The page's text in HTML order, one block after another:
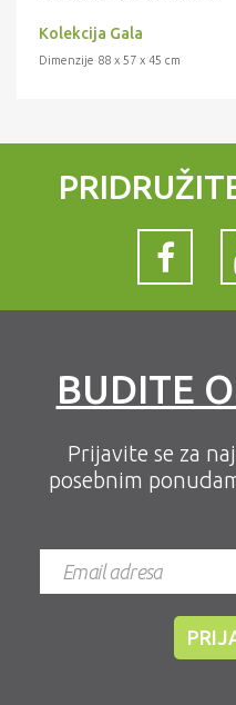
Kolekcija Gala
Dimenzije 88 x 57 x 45 cm
BUDITE
Prijavite se za
posebnim